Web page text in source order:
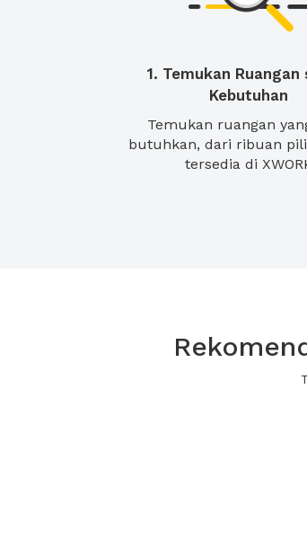
1. Temukan Ruangan
Kebutuhan
Temukan ruangan
butuhkan, dari ribuan
tersedia di